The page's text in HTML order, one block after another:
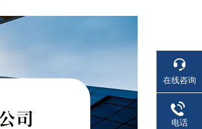
在线咨询
电话